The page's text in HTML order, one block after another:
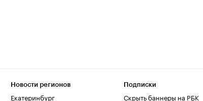
Новости регионов
Екатеринбург
Подписки
Скрыть баннеры на РБК